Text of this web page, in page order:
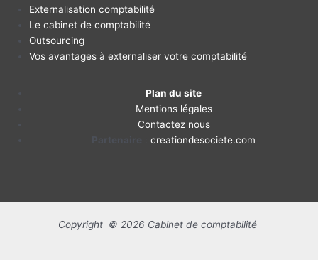
Externalisation comptabilité
Le cabinet de comptabilité
Outsourcing
Vos avantages à externaliser votre comptabilité
Plan du site
Mentions légales
Contactez nous
:creationdesociete.com
Copyright © 2026 Cabinet de comptabilité